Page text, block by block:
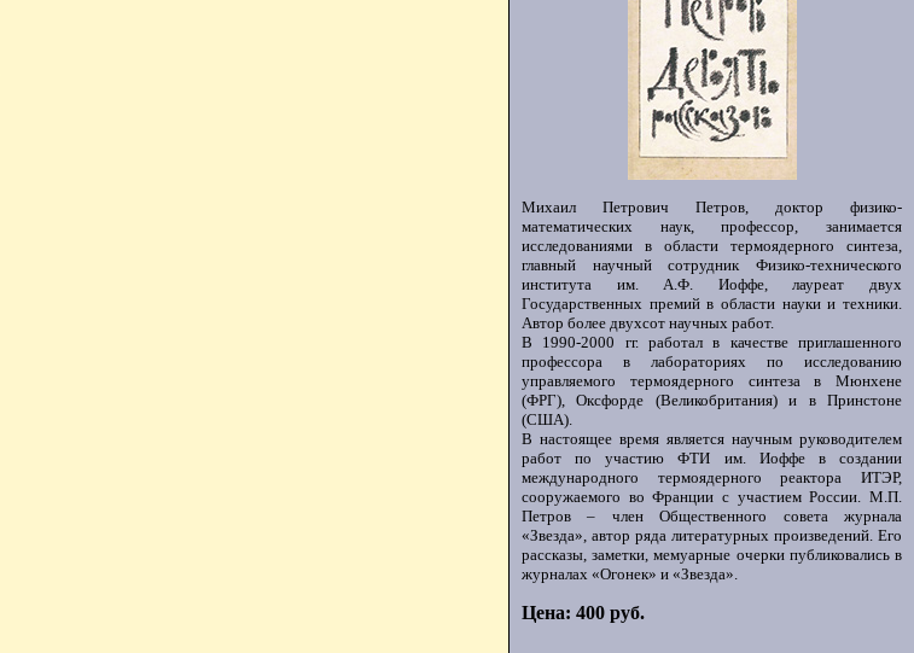
Михаил Петрович Петров, доктор физико-
математических наук, профессор, занимается
исследованиями в области термоядерного синтеза,
главный научный сотрудник Физико-технического
института им. А.Ф. Иоффе, лауреат двух
Государственных премий в области науки и техники.
Автор более двухсот научных работ.
В 1990-2000 гг. работал в качестве приглашенного
профессора в лабораториях по исследованию
управляемого термоядерного синтеза в Мюнхене
(ФРГ), Оксфорде (Великобритания) и в Принстоне
(США).
В настоящее время является научным руководителем
работ по участию ФТИ им. Иоффе в создании
международного термоядерного реактора ИТЭР,
сооружаемого во Франции с участием России. М.П.
Петров – член Общественного совета журнала
«Звезда», автор ряда литературных произведений. Его
рассказы, заметки, мемуарные очерки публиковались в
журналах «Огонек» и «Звезда».
Цена: 400 руб.